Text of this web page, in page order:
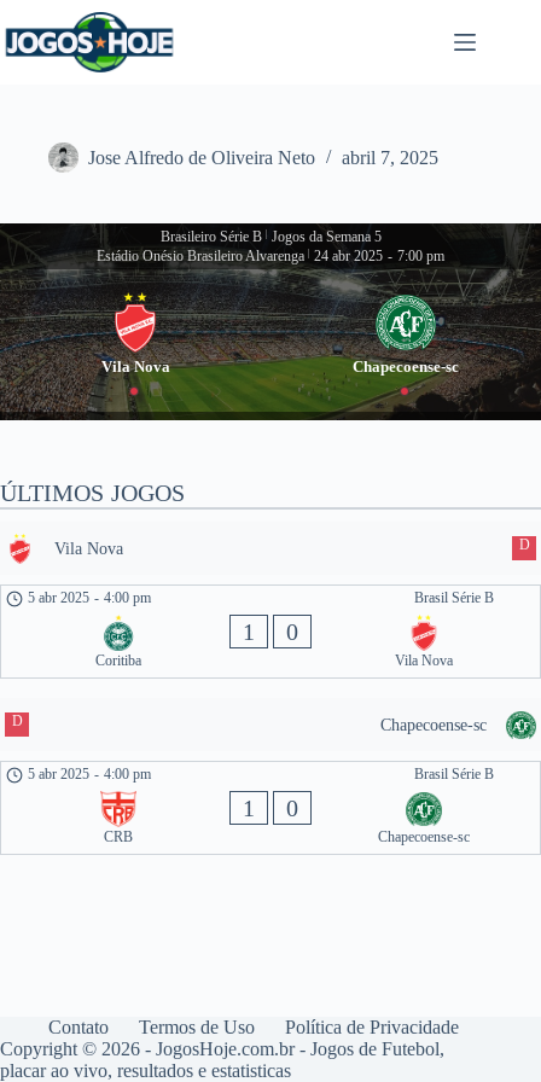
para
o
Jose Alfredo de Oliveira Neto abril 7, 2025
Brasileiro Série B
Jogos da Semana 5
Estádio Onésio Brasileiro Alvarenga 24 abr 2025 - 7:00 pm
Vila Nova Chapecoense-sc
ÚLTIMOS JOGOS
Vila Nova D
Brasil Série B
5 abr 2025 - 4:00 pm
Coritiba
1 0
Vila Nova
Chapecoense-sc
D
Brasil Série B
5 abr 2025 - 4:00 pm
CRB
1 0
Chapecoense-sc
Contato Termos de Uso
Política de Privacidade
Copyright © 2026 - JogosHoje.com.br - Jogos de Futebol,
placar ao vivo, resultados e estatisticas